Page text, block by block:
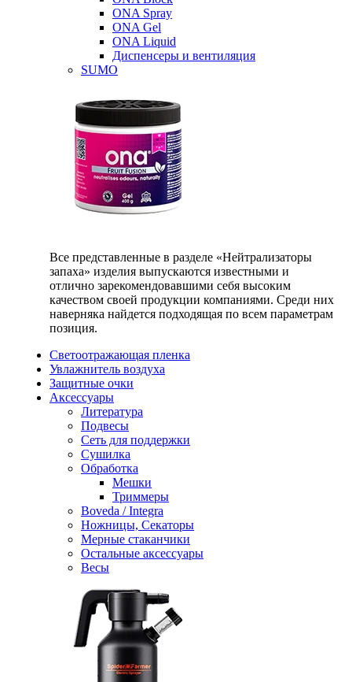
ONA Spray
ONA Gel
ONA Liquid
Диспенсеры и вентиляция
SUMO
Все представленные в разделе «Нейтрализаторы
запаха» изделия выпускаются известными и
отлично зарекомендовавшими себя высоким
качеством своей продукции компаниями. Среди них
наверняка найдется подходящая по всем параметрам
позиция.
Светоотражающая пленка
Увлажнитель воздуха
Защитные очки
Аксессуары
Литература
Подвесы
Сеть для поддержки
Сушилка
Обработка
Мешки
Триммеры
Boveda / Integra
Ножницы, Секаторы
Мерные стаканчики
Остальные аксессуары
Весы